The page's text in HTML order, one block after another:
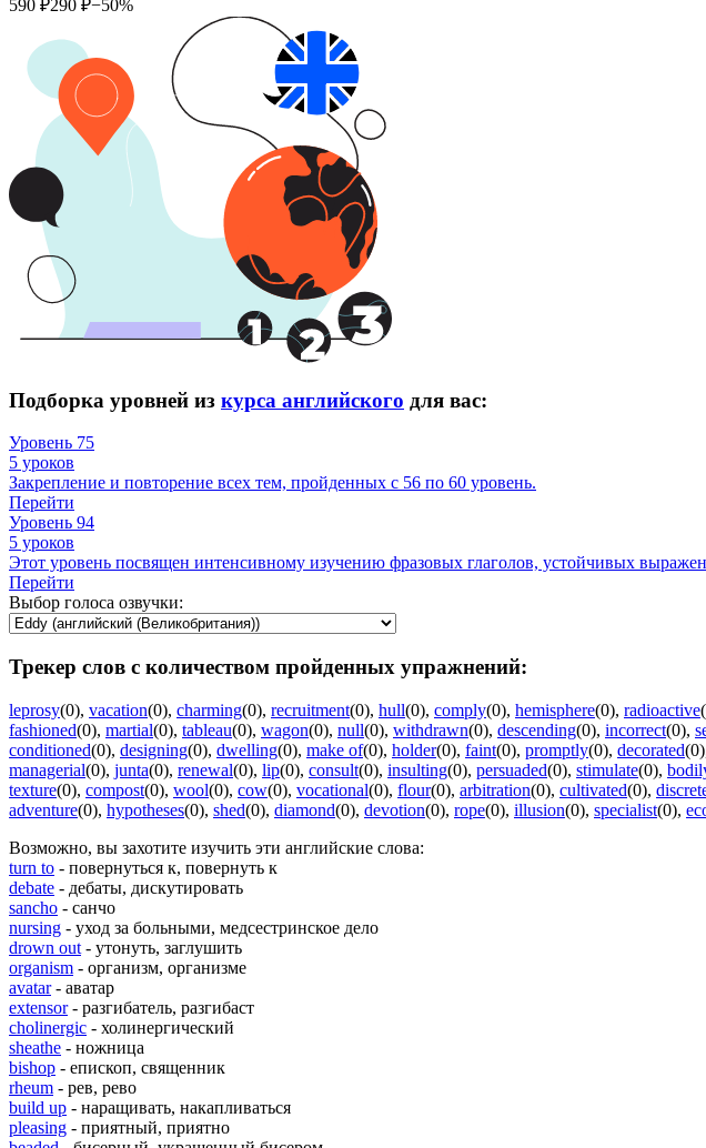
590 ₽290 ₽−50%
Подборка уровней из курса английского для вас:
Уровень 75
5 уроков
Закрепление и повторение всех тем, пройденных с 56 по 60 уровень.
Перейти
Уровень 94
5 уроков
Этот уровень посвящен интенсивному изучению фразовых глаголов, устойчивых
Перейти
Выбор голоса озвучки:
Трекер слов с количеством пройденных упражнений:
leprosy(0), vacation(0), charming(0), recruitment(0), hull(0), comply(0), hemisphere(0), radioactive
fashioned(0), martial(0), tableau(0), wagon(0), null(0), withdrawn(0), descending(0), incorrect(0),
conditioned(0), designing(0), dwelling(0), make of(0), holder(0), faint(0), promptly(0), decorated(0)
managerial(0), junta(0), renewal(0), lip(0), consult(0), insulting(0), persuaded(0), stimulate(0),
texture(0), compost(0), wool(0), cow(0), vocational(0), flour(0), arbitration(0), cultivated(0),
adventure(0), hypotheses(0), shed(0), diamond(0), devotion(0), rope(0), illusion(0), specialist(0),
Возможно, вы захотите изучить эти английские слова:
turn to - повернуться к, повернуть к
debate - дебаты, дискутировать
sancho - санчо
nursing - уход за больными, медсестринское дело
drown out - утонуть, заглушить
organism - организм, организме
avatar- аватар
extensor- разгибатель, разгибаст
cholinergic - холинергический
sheathe - ножница
bishop - епископ, священник
rheum - рев, рево
build up - наращивать, накапливаться
pleasing - приятный, приятно